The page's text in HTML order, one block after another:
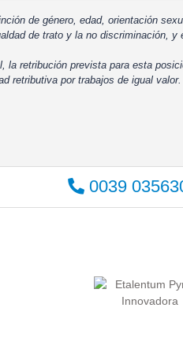
de género, edad, orientación
de trato y la no discriminación, y
la retribución prevista para esta
retributiva por trabajos de igual valor.
0039